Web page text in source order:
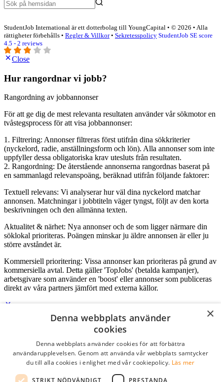
StudentJob International är ett dotterbolag till YoungCapital • © 2026 • Alla
rättigheter förbehålls • Regler & Villkor• Sekretesspolicy StudentJob SE score
4.5 - 2 reviews
Close
Hur rangordnar vi jobb?
Rangordning av jobbannonser
För att ge dig de mest relevanta resultaten använder vår sökmotor en
tvåstegsprocess för att visa jobbannonser:
1. Filtrering: Annonser filtreras först utifrån dina sökkriterier
(nyckelord, radie, anställningsform och lön). Alla annonser som inte
uppfyller dessa obligatoriska krav utesluts från resultaten.
2. Rangordning: De återstående annonserna rangordnas baserat på
en sammanlagd relevanspoäng, beräknad utifrån följande faktorer:
Textuell relevans: Vi analyserar hur väl dina nyckelord matchar
annonsen. Matchningar i jobbtiteln väger tyngst, följt av den korta
beskrivningen och den allmänna texten.
Aktualitet & närhet: Nya annonser och de som ligger närmare din
söklokal prioriteras. Poängen minskar ju äldre annonsen är eller ju
större avståndet är.
Kommersiell prioritering: Vissa annonser kan prioriteras på grund av
kommersiella avtal. Detta gäller 'TopJobs' (betalda kampanjer),
arbetsgivare som använder en 'boost' eller annonser som publiceras
direkt av våra partners jämfört med externa källor.
Lösenord
×
Denna webbplats använder
cookies
Denna webbplats använder cookies för att förbättra
användarupplevelsen. Genom att använda vår webbplats samtycker
du till alla cookies i enlighet med vår cookiepolicy. Läs mer
STRIKT NÖDVÄNDIGT PRESTANDA